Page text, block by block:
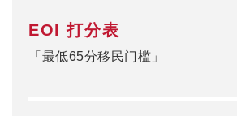
EOI 打分表
「最低65分移民门槛」